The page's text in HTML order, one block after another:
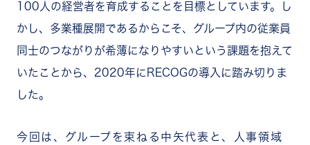
100人の経営者を育成することを目標としています。し
かし、多業種展開であるからこそ、グループ内の従業員
同士のつながりが希薄になりやすいという課題を抱えて
いたことから、2020年にRECOGの導入に踏み切りま
した。
今回は、グループを束ねる中矢代表と、人事領域